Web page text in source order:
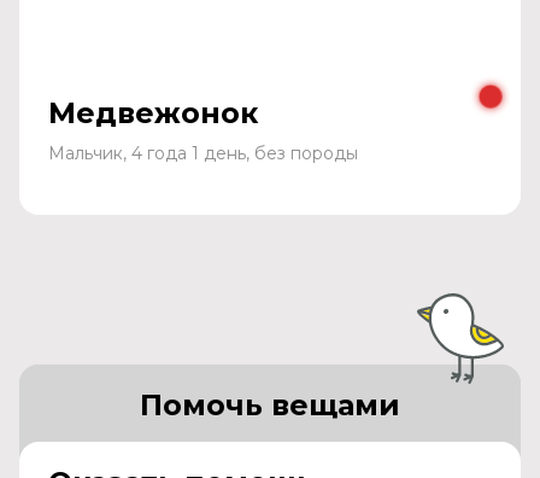
Медвежонок
Мальчик, 4 года 1 день, без породы
Помочь вещами